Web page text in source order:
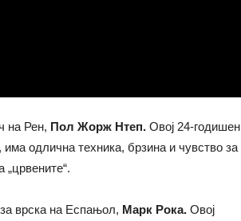
на Рен, Пол Жорж Нтеп.Овој 24-годишен
одлична техника, брзина и чувство за
врска на Еспањол, Марк Рока.Овој